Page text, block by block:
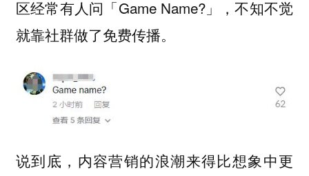
区经常有人问「Game Name?」，不知不觉
就靠社群做了免费传播。
说到底，内容营销的浪潮来得比想象中更